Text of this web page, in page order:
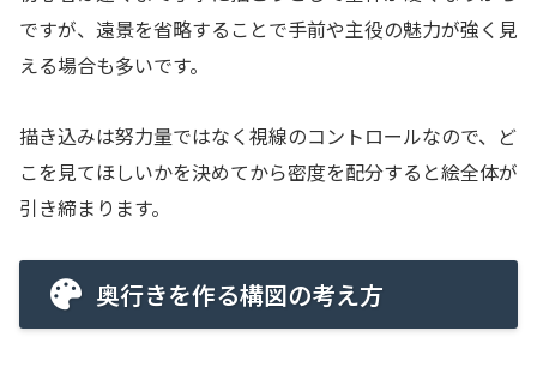
ですが、遠景を省略することで手前や主役の魅力が強く見
える場合も多いです。
描き込みは努力量ではなく視線のコントロールなので、ど
こを見てほしいかを決めてから密度を配分すると絵全体が
引き締まります。
奥行きを作る構図の考え方